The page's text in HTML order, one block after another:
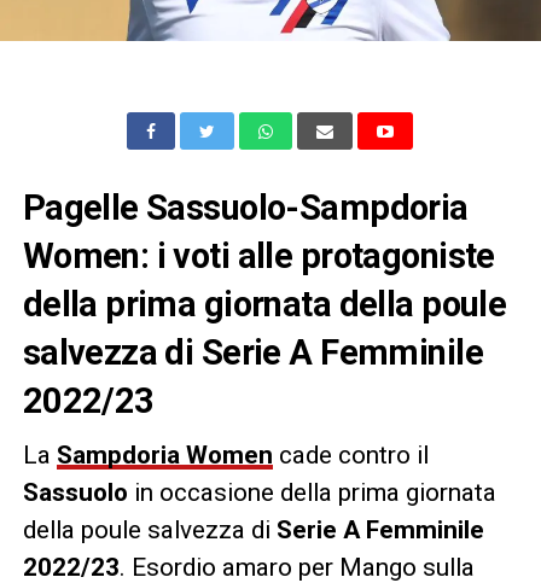
Pagelle Sassuolo-Sampdoria
Women: i voti alle protagoniste
della prima giornata della poule
salvezza di Serie A Femminile
2022/23
La Sampdoria Women cade contro il
Sassuolo in occasione della prima giornata
della poule salvezza di Serie A Femminile
2022/23. Esordio amaro per Mango sulla